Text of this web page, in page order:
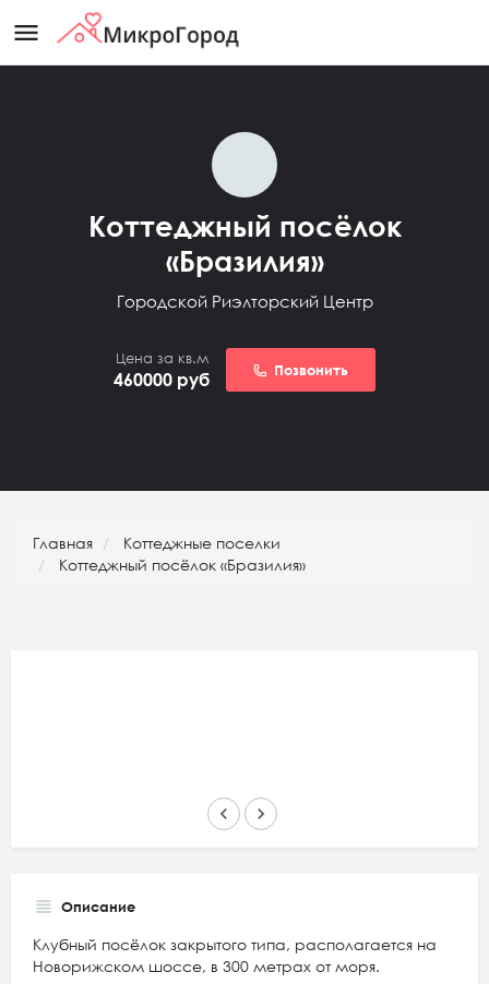
menu
Коттеджный посёлок
«Бразилия»
Городской Риэлторский Центр
Цена за кв.м
460000 руб Позвонить
Главная
Коттеджные поселки
Коттеджный посёлок «Бразилия»
keyboard_arrow_left keyboard_arrow_right
Описание
Клубный посёлок закрытого типа, располагается на
Новорижском шоссе, в 300 метрах от моря.